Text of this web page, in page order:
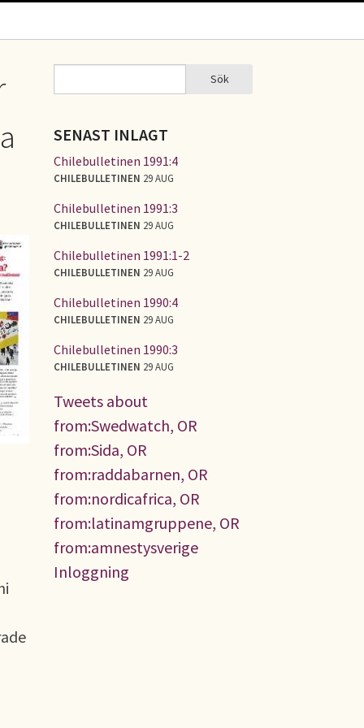
SÖKFORMULÄR Sök
SENAST INLAGT
Chilebulletinen 1991:4
CHILEBULLETINEN 29 AUG
Chilebulletinen 1991:3
CHILEBULLETINEN 29 AUG
Chilebulletinen 1991:1-2
CHILEBULLETINEN 29 AUG
Chilebulletinen 1990:4
CHILEBULLETINEN 29 AUG
Chilebulletinen 1990:3
CHILEBULLETINEN 29 AUG
Tweets about
from:Swedwatch, OR
from:Sida, OR
from:raddabarnen, OR
from:nordicafrica, OR
from:latinamgruppene, OR
from:amnestysverige
Inloggning